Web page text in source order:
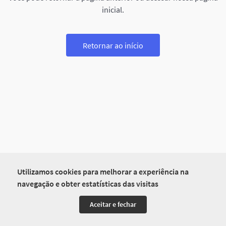
Utilizamos cookies para melhorar a experiência na
navegação e obter estatísticas das visitas
Aceitar e fechar
inicial.
Retornar ao início